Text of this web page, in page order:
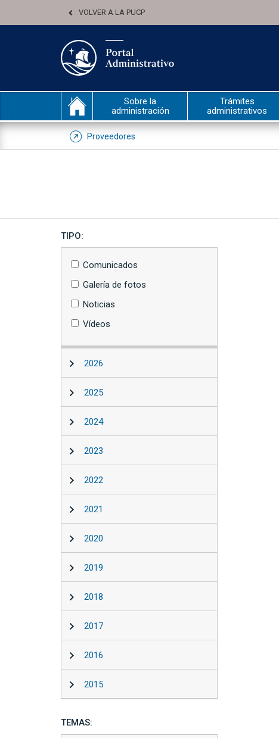
VOLVER A LA PUCP
Sobre la
administración
Trámites
administrativos
Proveedores
TIPO:
Comunicados
Galería de fotos
Noticias
Vídeos
2026
2025
2024
2023
2022
2021
2020
2019
2018
2017
2016
2015
TEMAS: